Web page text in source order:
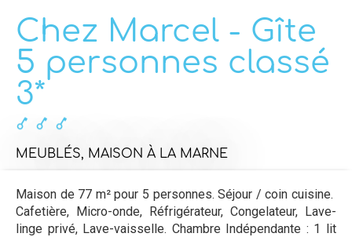
Chez Marcel - Gîte
5 personnes classé
3*
MEUBLÉS, MAISON À LA MARNE
Maison de 77 m² pour 5 personnes. Séjour / coin cuisine.
Cafetière, Micro-onde, Réfrigérateur, Congelateur, Lave-
linge privé, Lave-vaisselle. Chambre Indépendante : 1 lit